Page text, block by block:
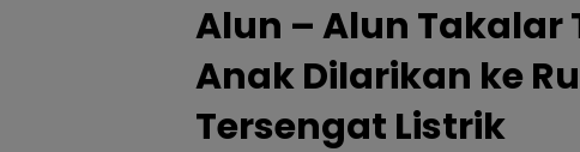
Alun – Alun
Anak Dilarikan ke
Tersengat Listrik